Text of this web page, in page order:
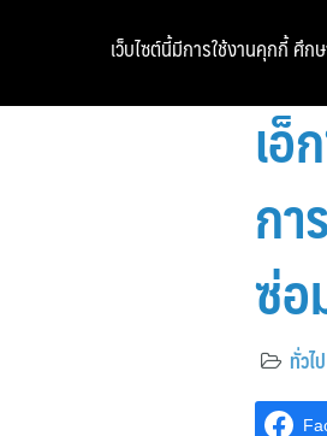
เอ็
กา
ซ่อ
ทั่วไป
เว็บไซต์นี้มีการใช้งานคุกกี้ ศึก